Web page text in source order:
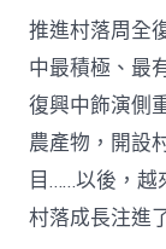
推進村落周全
中最積極、最
復興中飾演側
農產物，開設
目……以後，越
村落成長注進